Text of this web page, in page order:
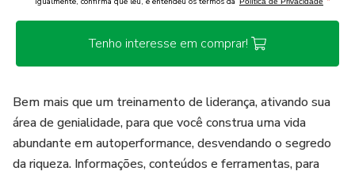
Tenho interesse em comprar!
Bem mais que um treinamento de liderança, ativando sua
área de genialidade, para que você construa uma vida
abundante em autoperformance, desvendando o segredo
da riqueza. Informações, conteúdos e ferramentas, para